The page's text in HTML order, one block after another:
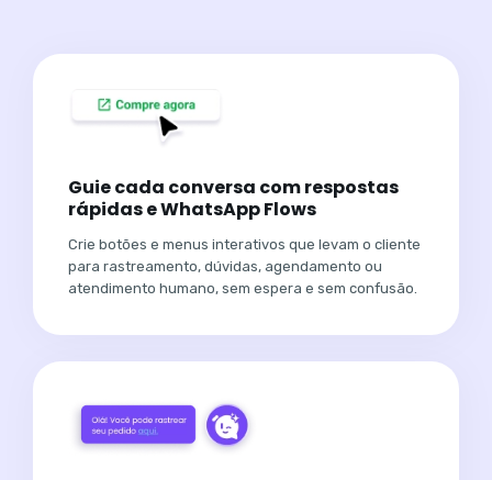
Guie cada conversa com respostas
rápidas e WhatsApp Flows
Crie botões e menus interativos que levam o cliente
para rastreamento, dúvidas, agendamento ou
atendimento humano, sem espera e sem confusão.